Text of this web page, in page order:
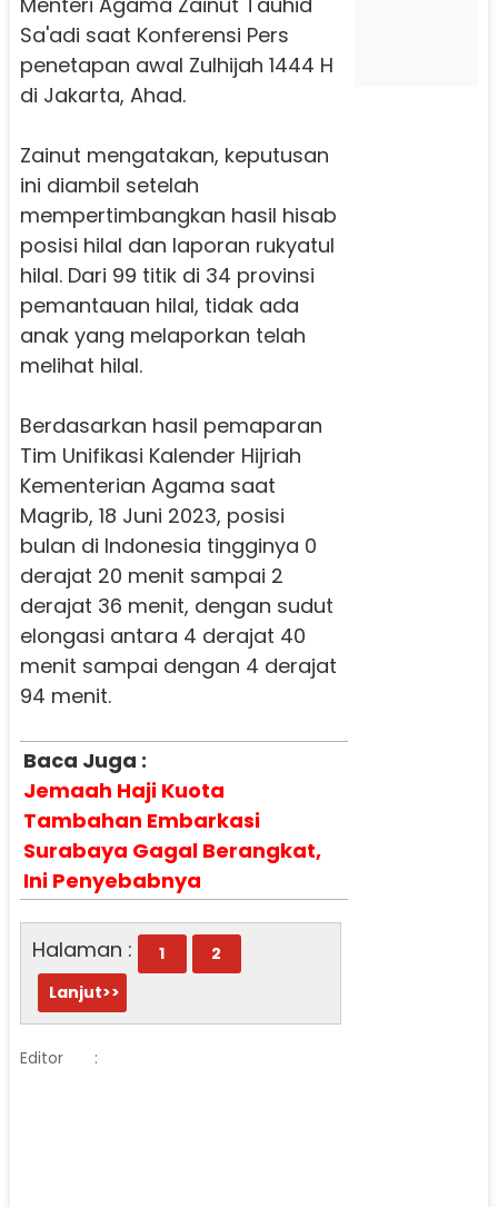
Sa'adi saat Konferensi Pers
penetapan awal Zulhijah 1444 H
di Jakarta, Ahad.
Zainut mengatakan, keputusan
ini diambil setelah
mempertimbangkan hasil hisab
posisi hilal dan laporan rukyatul
hilal. Dari 99 titik di 34 provinsi
pemantauan hilal, tidak ada
anak yang melaporkan telah
melihat hilal.
Berdasarkan hasil pemaparan
Tim Unifikasi Kalender Hijriah
Kementerian Agama saat
Magrib, 18 Juni 2023, posisi
bulan di Indonesia tingginya 0
derajat 20 menit sampai 2
derajat 36 menit, dengan sudut
elongasi antara 4 derajat 40
menit sampai dengan 4 derajat
94 menit.
Baca Juga :
Jemaah Haji Kuota
Tambahan Embarkasi
Surabaya Gagal Berangkat,
Ini Penyebabnya
Halaman : 1
2
Lanjut>>
Editor :